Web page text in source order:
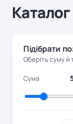
Підібрати
Оберіть суму й
Сума